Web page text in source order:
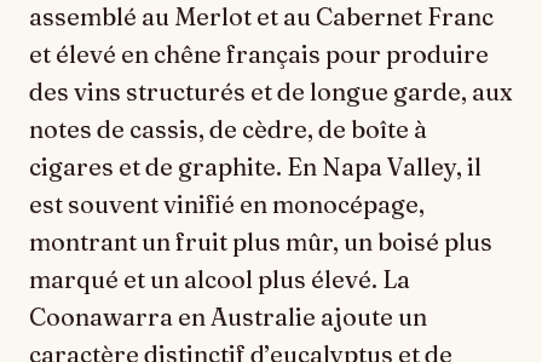
assemblé au Merlot et au Cabernet Franc
et élevé en chêne français pour produire
des vins structurés et de longue garde, aux
notes de cassis, de cèdre, de boîte à
cigares et de graphite. En Napa Valley, il
est souvent vinifié en monocépage,
montrant un fruit plus mûr, un boisé plus
marqué et un alcool plus élevé. La
Coonawarra en Australie ajoute un
caractère distinctif d’eucalyptus et de